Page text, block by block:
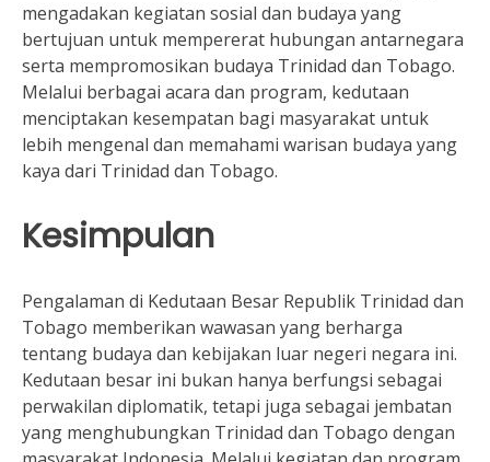
mengadakan kegiatan sosial dan budaya yang
bertujuan untuk mempererat hubungan antarnegara
serta mempromosikan budaya Trinidad dan Tobago.
Melalui berbagai acara dan program, kedutaan
menciptakan kesempatan bagi masyarakat untuk
lebih mengenal dan memahami warisan budaya yang
kaya dari Trinidad dan Tobago.
Kesimpulan
Pengalaman di Kedutaan Besar Republik Trinidad dan
Tobago memberikan wawasan yang berharga
tentang budaya dan kebijakan luar negeri negara ini.
Kedutaan besar ini bukan hanya berfungsi sebagai
perwakilan diplomatik, tetapi juga sebagai jembatan
yang menghubungkan Trinidad dan Tobago dengan